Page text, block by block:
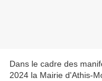
Dans le cadre des
2024 la Mairie d'Athis-